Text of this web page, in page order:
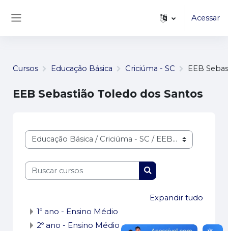
Ir para o conteúdo principal
Acessar
Cursos Educação Básica Criciúma - SC EEB
EEB Sebastião Toledo dos Santos
Categorias de Cursos
Buscar cursos
Buscar cursos
Expandir tudo
1º ano - Ensino Médio
2º ano - Ensino Médio